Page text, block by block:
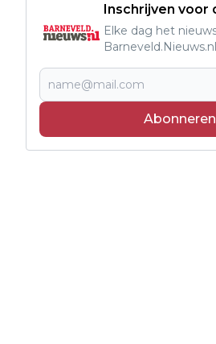
Inschrijven voor
Elke dag het
Abonneren